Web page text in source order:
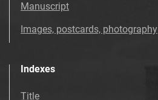
Manuscript
Images, postcards, photography
Indexes
Title